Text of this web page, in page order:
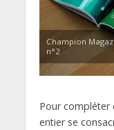
Champion
n°2
Pour compléter
entier se